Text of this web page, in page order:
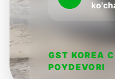
GST KOREA
POYDEVORI